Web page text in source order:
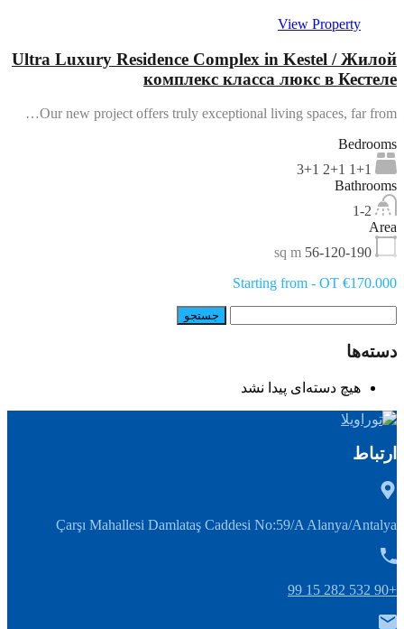
View Property
Ultra Luxury Residence Complex in Kestel / Жилой
комплекс класса люкс в Кестеле
Our new project offers truly exceptional living spaces, far from…
Bedrooms
1+1 2+1 3+1
Bathrooms
1-2
Area
56-120-190
sq m
Starting from - OT €170.000
دسته‌ها
هیچ دسته‌ای پیدا نشد
ارتباط
Çarşı Mahallesi Damlataş Caddesi No:59/A Alanya/Antalya
+90 532 282 15 99